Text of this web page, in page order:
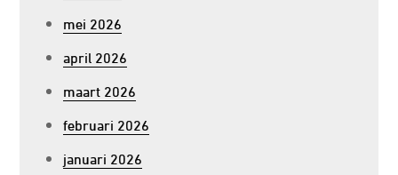
mei 2026
april 2026
maart 2026
februari 2026
januari 2026